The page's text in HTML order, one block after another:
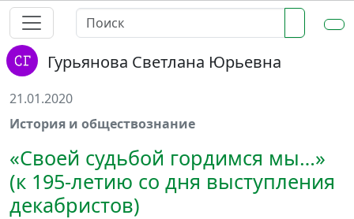
Гурьянова Светлана Юрьевна
21.01.2020
История и обществознание
«Своей судьбой гордимся мы…»
(к 195-летию со дня выступления
декабристов)